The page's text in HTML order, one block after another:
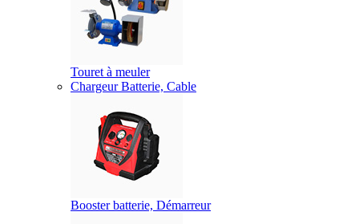
Touret à meuler
Chargeur Batterie, Cable
Booster batterie, Démarreur